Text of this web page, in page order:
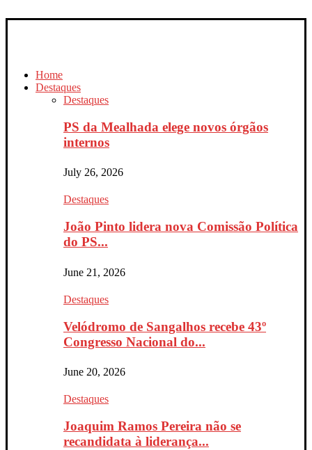
Home
Destaques
Destaques
PS da Mealhada elege novos órgãos
internos
July 26, 2026
Destaques
João Pinto lidera nova Comissão Política
do PS...
June 21, 2026
Destaques
Velódromo de Sangalhos recebe 43º
Congresso Nacional do...
June 20, 2026
Destaques
Joaquim Ramos Pereira não se
recandidata à liderança...